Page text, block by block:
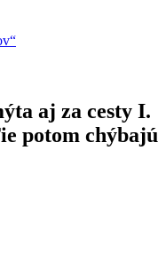
aj za cesty I.
potom chýbajú